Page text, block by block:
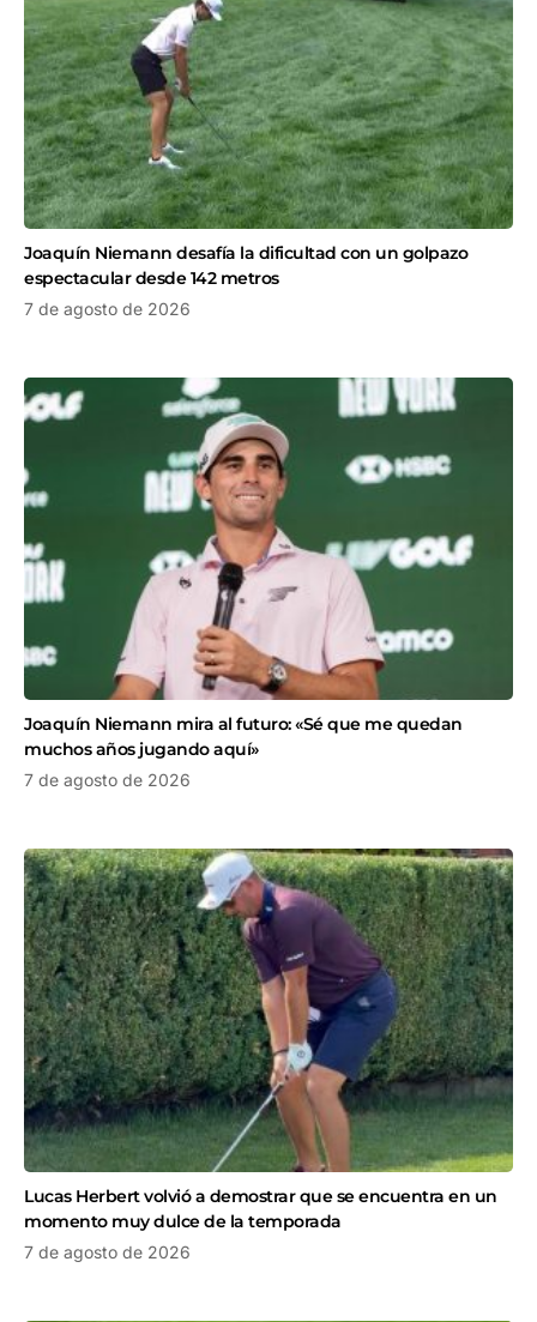
Joaquín Niemann desafía la dificultad con un golpazo
espectacular desde 142 metros
7 de agosto de 2026
Joaquín Niemann mira al futuro: «Sé que me quedan
muchos años jugando aquí»
7 de agosto de 2026
Lucas Herbert volvió a demostrar que se encuentra en un
momento muy dulce de la temporada
7 de agosto de 2026